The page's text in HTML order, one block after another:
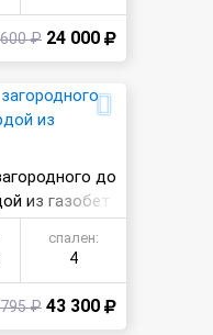
₽ 24 000
до
из газобет
спален:
4
₽ 43 300